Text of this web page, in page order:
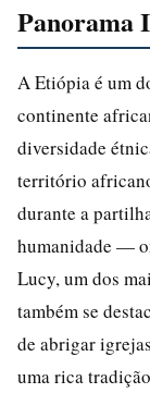
Panorama
A Etiópia é um
continente
diversidade
território
durante a
humanidade —
Lucy, um dos
também se
de abrigar
uma rica